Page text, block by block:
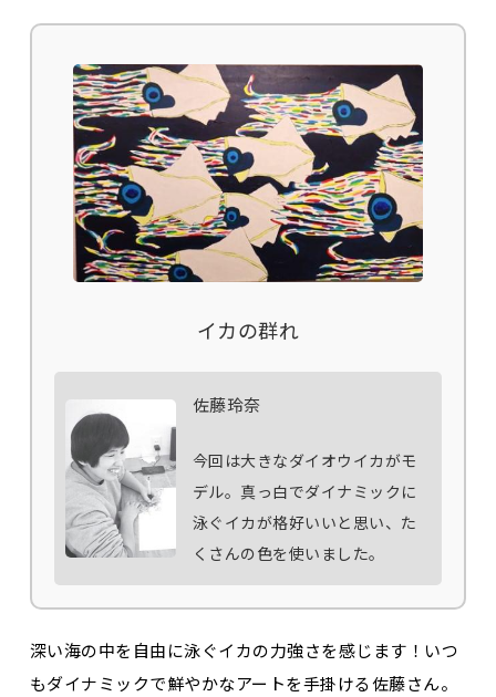
イカの群れ
佐藤玲奈
今回は大きなダイオウイカがモ
デル。真っ白でダイナミックに
泳ぐイカが格好いいと思い、た
くさんの色を使いました。
深い海の中を自由に泳ぐイカの力強さを感じます！いつ
もダイナミックで鮮やかなアートを手掛ける佐藤さん。